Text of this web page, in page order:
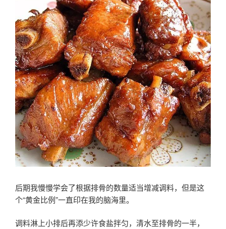
后期我慢慢学会了根据排骨的数量适当增减调料，但是这
个“黄金比例”一直印在我的脑海里。
调料淋上小排后再添少许食盐拌匀，清水至排骨的一半，